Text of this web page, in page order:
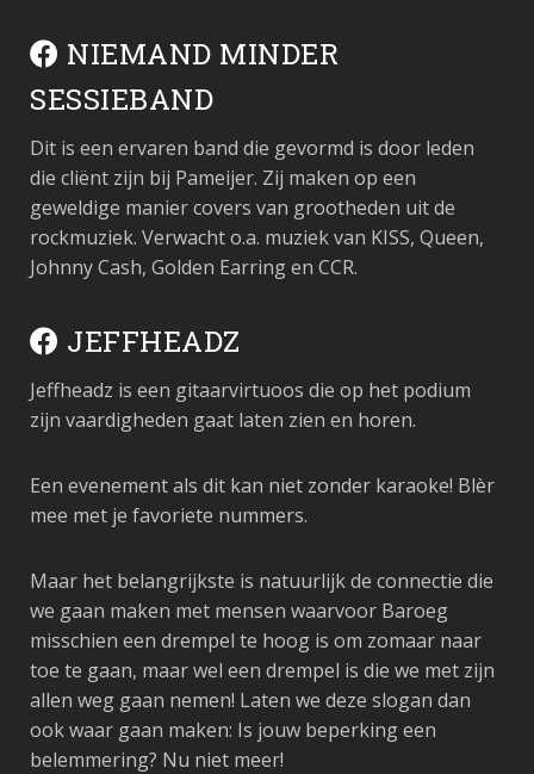
NIEMAND MINDER
SESSIEBAND
Dit is een ervaren band die gevormd is door leden
die cliënt zijn bij Pameijer. Zij maken op een
geweldige manier covers van grootheden uit de
rockmuziek. Verwacht o.a. muziek van KISS, Queen,
Johnny Cash, Golden Earring en CCR.
JEFFHEADZ
Jeffheadz is een gitaarvirtuoos die op het podium
zijn vaardigheden gaat laten zien en horen.
Een evenement als dit kan niet zonder karaoke! Blèr
mee met je favoriete nummers.
Maar het belangrijkste is natuurlijk de connectie die
we gaan maken met mensen waarvoor Baroeg
misschien een drempel te hoog is om zomaar naar
toe te gaan, maar wel een drempel is die we met zijn
allen weg gaan nemen! Laten we deze slogan dan
ook waar gaan maken: Is jouw beperking een
belemmering? Nu niet meer!